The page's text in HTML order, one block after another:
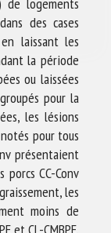
des cases
laissant les
la période
ou laissées
pour la
les lésions
pour tous
présentaient
CC-Conv
les
moins de